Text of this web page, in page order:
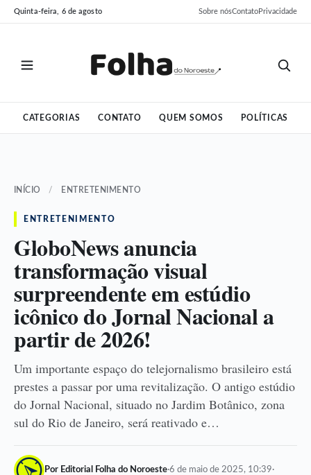
Pular
para
Pular
para
Quinta-feira, 6 de agosto Sobre nósContatoPrivacidade
CATEGORIAS CONTATO QUEM SOMOS POLÍTICAS
INÍCIO / ENTRETENIMENTO
ENTRETENIMENTO
GloboNews anuncia
transformação visual
surpreendente em estúdio
icônico do Jornal Nacional a
partir de 2026!
Um importante espaço do telejornalismo brasileiro está
prestes a passar por uma revitalização. O antigo estúdio
do Jornal Nacional, situado no Jardim Botânico, zona
sul do Rio de Janeiro, será reativado e…
Por Editorial Folha do Noroeste·6 de maio de 2025, 10:39·